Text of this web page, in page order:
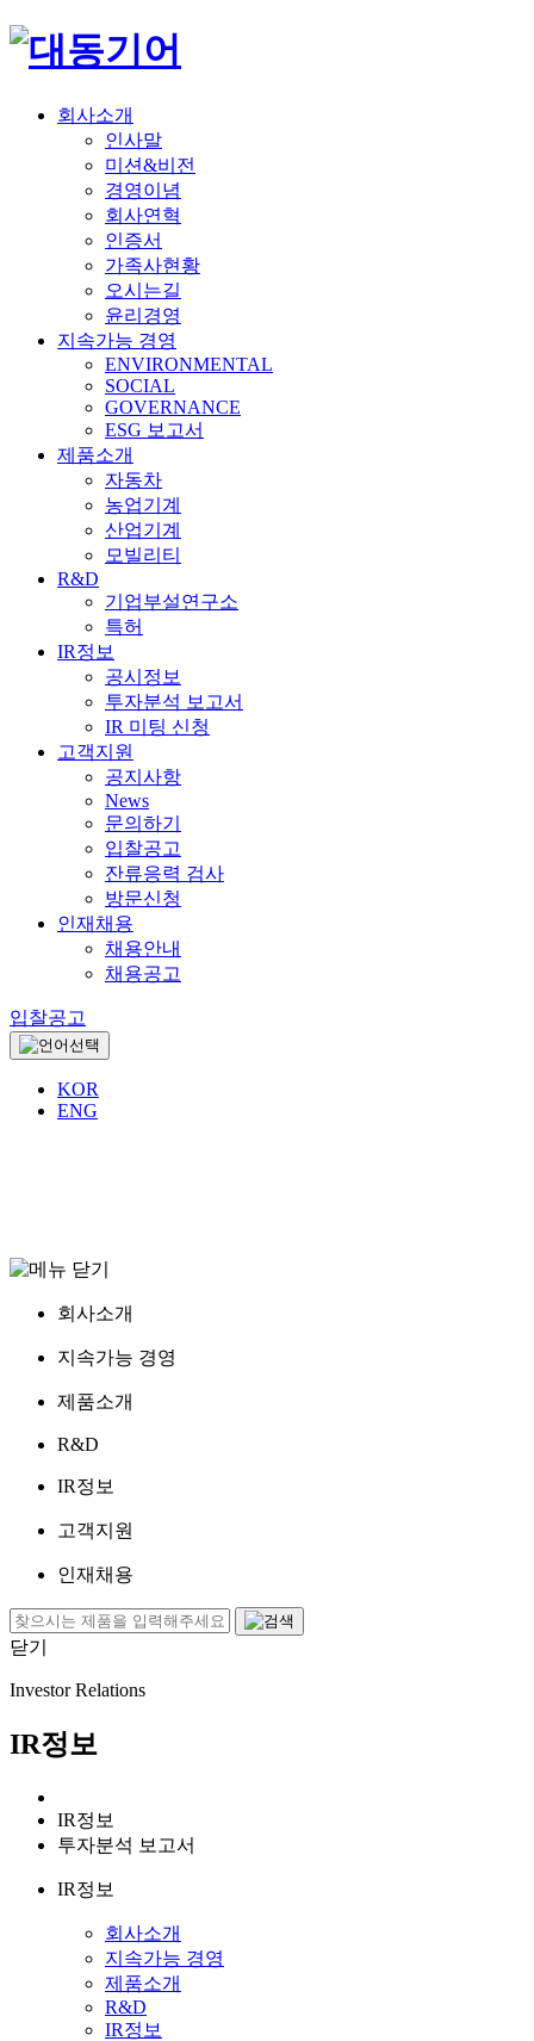
회사소개
인사말
미션&비전
경영이념
회사연혁
인증서
가족사현황
오시는길
윤리경영
지속가능 경영
ENVIRONMENTAL
SOCIAL
GOVERNANCE
ESG 보고서
제품소개
자동차
농업기계
산업기계
모빌리티
R&D
기업부설연구소
특허
IR정보
공시정보
투자분석 보고서
IR 미팅 신청
고객지원
공지사항
News
문의하기
입찰공고
잔류응력 검사
방문신청
인재채용
채용안내
채용공고
입찰공고
KOR
ENG
회사소개
지속가능 경영
제품소개
R&D
IR정보
고객지원
인재채용
닫기
Investor Relations
IR정보
IR정보
투자분석 보고서
IR정보
회사소개
지속가능 경영
제품소개
R&D
IR정보